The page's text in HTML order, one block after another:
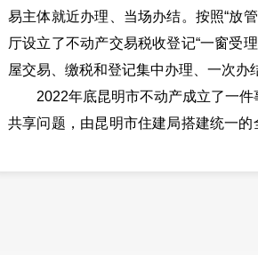
易主体就近办理、当场办结。按照“放
厅设立了不动产交易税收登记“一窗受
屋交易、缴税和登记集中办理、一次办
2022年底昆明市不动产成立了一件
共享问题，由昆明市住建局搭建统一
时我市的房屋交易与全昆明市同步使